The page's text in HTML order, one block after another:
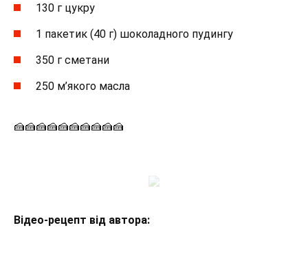
130 г цукру
1 пакетик (40 г) шоколадного пудингу
350 г сметани
250 м’якого масла
🍰🍰🍰🍰🍰🍰🍰🍰🍰🍰
Відео-рецепт від автора: